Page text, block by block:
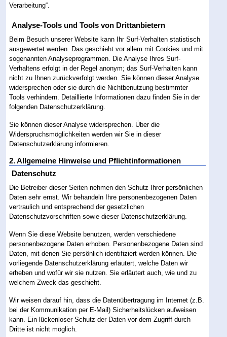
Verarbeitung“.
Analyse-Tools und Tools von Drittanbietern
Beim Besuch unserer Website kann Ihr Surf-Verhalten statistisch
ausgewertet werden. Das geschieht vor allem mit Cookies und mit
sogenannten Analyseprogrammen. Die Analyse Ihres Surf-
Verhaltens erfolgt in der Regel anonym; das Surf-Verhalten kann
nicht zu Ihnen zurückverfolgt werden. Sie können dieser Analyse
widersprechen oder sie durch die Nichtbenutzung bestimmter
Tools verhindern. Detaillierte Informationen dazu finden Sie in der
folgenden Datenschutzerklärung.
Sie können dieser Analyse widersprechen. Über die
Widerspruchsmöglichkeiten werden wir Sie in dieser
Datenschutzerklärung informieren.
2. Allgemeine Hinweise und Pflichtinformationen
Datenschutz
Die Betreiber dieser Seiten nehmen den Schutz Ihrer persönlichen
Daten sehr ernst. Wir behandeln Ihre personenbezogenen Daten
vertraulich und entsprechend der gesetzlichen
Datenschutzvorschriften sowie dieser Datenschutzerklärung.
Wenn Sie diese Website benutzen, werden verschiedene
personenbezogene Daten erhoben. Personenbezogene Daten sind
Daten, mit denen Sie persönlich identifiziert werden können. Die
vorliegende Datenschutzerklärung erläutert, welche Daten wir
erheben und wofür wir sie nutzen. Sie erläutert auch, wie und zu
welchem Zweck das geschieht.
Wir weisen darauf hin, dass die Datenübertragung im Internet (z.B.
bei der Kommunikation per E-Mail) Sicherheitslücken aufweisen
kann. Ein lückenloser Schutz der Daten vor dem Zugriff durch
Dritte ist nicht möglich.